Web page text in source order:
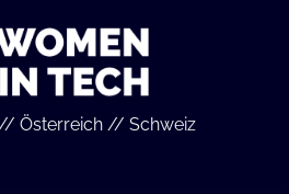
Österreich // Schweiz